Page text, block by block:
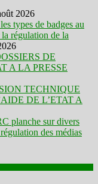
2026
types de badges au
la régulation de la
DE
A LA PRESSE
TECHNIQUE
DE L’ETAT A
planche sur divers
des médias